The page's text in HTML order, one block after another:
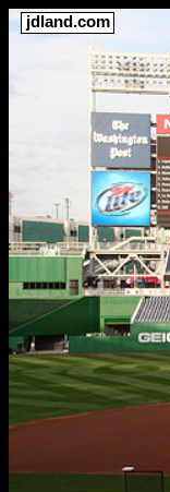
jdland.com